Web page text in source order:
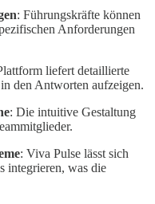
: Führungskräfte können
Anforderungen
liefert detaillierte
den Antworten aufzeigen.
: Die intuitive Gestaltung
: Viva Pulse lässt sich
integrieren, was die